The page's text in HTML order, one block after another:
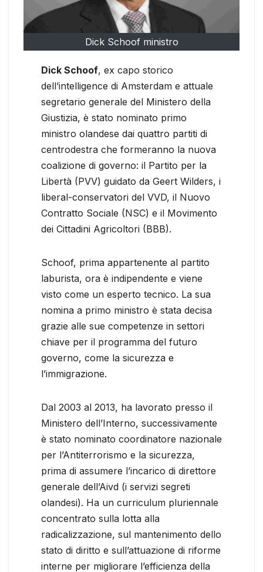
Dick Schoof ministro
Dick Schoof, ex capo storico
dell’intelligence di Amsterdam e attuale
segretario generale del Ministero della
Giustizia, è stato nominato primo
ministro olandese dai quattro partiti di
centrodestra che formeranno la nuova
coalizione di governo: il Partito per la
Libertà (PVV) guidato da Geert Wilders, i
liberal-conservatori del VVD, il Nuovo
Contratto Sociale (NSC) e il Movimento
dei Cittadini Agricoltori (BBB).
Schoof, prima appartenente al partito
laburista, ora è indipendente e viene
visto come un esperto tecnico. La sua
nomina a primo ministro è stata decisa
grazie alle sue competenze in settori
chiave per il programma del futuro
governo, come la sicurezza e
l’immigrazione.
Dal 2003 al 2013, ha lavorato presso il
Ministero dell’Interno, successivamente
è stato nominato coordinatore nazionale
per l’Antiterrorismo e la sicurezza,
prima di assumere l’incarico di direttore
generale dell’Aivd (i servizi segreti
olandesi). Ha un curriculum pluriennale
concentrato sulla lotta alla
radicalizzazione, sul mantenimento dello
stato di diritto e sull’attuazione di riforme
interne per migliorare l’efficienza della